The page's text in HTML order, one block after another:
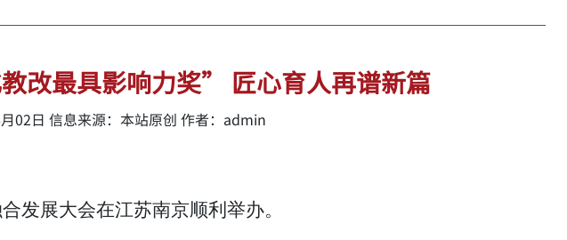
改最具影响力奖” 匠心育人再谱新篇
02日 信息来源：本站原创 作者：admin
发展大会在江苏南京顺利举办。